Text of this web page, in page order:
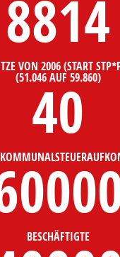
8814
VON 2006 (START
(51.046 AUF 59.860)
40
BESCHÄFTIGTE